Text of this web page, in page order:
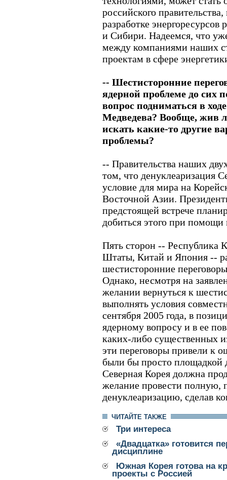
российского
разработке энергоресурсов
и Сибири. Надеемся, что
между компаниями наших
проектам в сфере
-- Шестисторонние
ядерной проблеме до сих
вопрос подниматься в
Медведева? Вообще, жив
искать какие-то другие
проблемы?
-- Правительства наших
том, что денуклеаризация
условие для мира на
Восточной Азии.
предстоящей встрече
добиться этого при
Пять сторон -- Республика
Штаты, Китай и Япония --
шестисторонние
Однако, несмотря на
желании вернуться к
выполнять условия
сентября 2005 года, в
ядерному вопросу и в ее
каких-либо существенных
эти переговоры привели к
были бы просто площадкой
Северная Корея должна
желание провести полную,
денуклеаризацию, сделав
ЧИТАЙТЕ ТАКЖЕ
Три интереса
«Двадцатка» готовится
дисциплине
Южная Корея готова на
проекты с Россией